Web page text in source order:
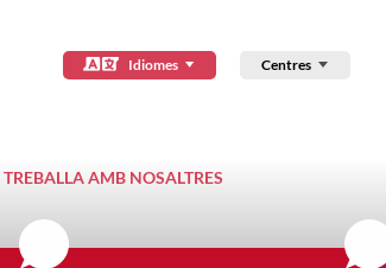
Idiomes Centres
TREBALLA AMB NOSALTRES